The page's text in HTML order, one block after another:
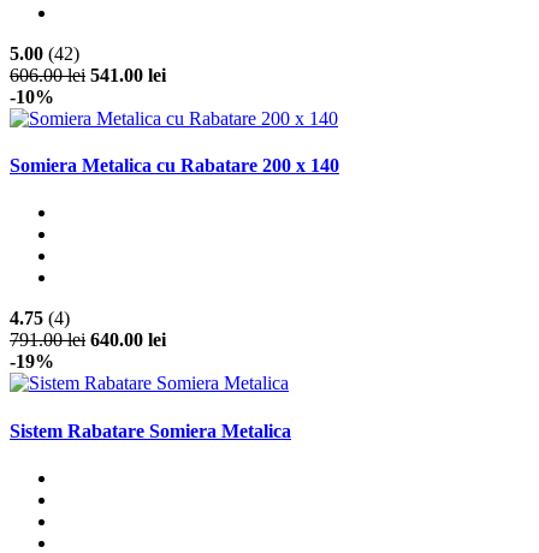
5.00 (42)
606.00 lei 541.00 lei
-10%
Somiera Metalica cu Rabatare 200 x 140
4.75 (4)
791.00 lei 640.00 lei
-19%
Sistem Rabatare Somiera Metalica